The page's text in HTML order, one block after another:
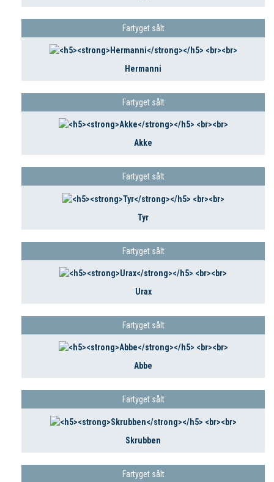
Fartyget sålt
Hermanni
Fartyget sålt
Akke
Fartyget sålt
Tyr
Fartyget sålt
Urax
Fartyget sålt
Abbe
Fartyget sålt
Skrubben
Fartyget sålt